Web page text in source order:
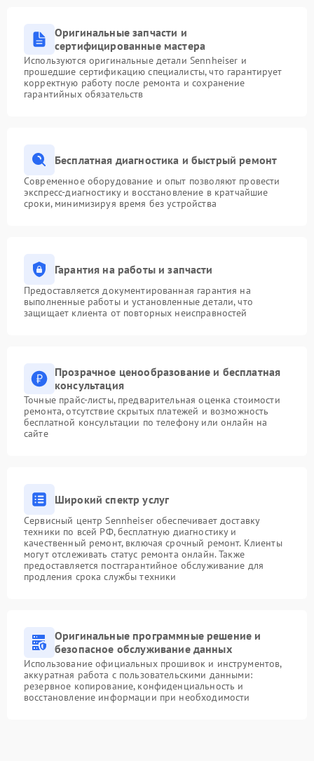
Оригинальные запчасти и
сертифицированные мастера
Используются оригинальные детали Sennheiser и
прошедшие сертификацию специалисты, что гарантирует
корректную работу после ремонта и сохранение
гарантийных обязательств
Бесплатная диагностика и быстрый ремонт
Современное оборудование и опыт позволяют провести
экспресс-диагностику и восстановление в кратчайшие
сроки, минимизируя время без устройства
Гарантия на работы и запчасти
Предоставляется документированная гарантия на
выполненные работы и установленные детали, что
защищает клиента от повторных неисправностей
Прозрачное ценообразование и бесплатная
консультация
Точные прайс-листы, предварительная оценка стоимости
ремонта, отсутствие скрытых платежей и возможность
бесплатной консультации по телефону или онлайн на
сайте
Широкий спектр услуг
Сервисный центр Sennheiser обеспечивает доставку
техники по всей РФ, бесплатную диагностику и
качественный ремонт, включая срочный ремонт. Клиенты
могут отслеживать статус ремонта онлайн. Также
предоставляется постгарантийное обслуживание для
продления срока службы техники
Оригинальные программные решение и
безопасное обслуживание данных
Использование официальных прошивок и инструментов,
аккуратная работа с пользовательскими данными:
резервное копирование, конфиденциальность и
восстановление информации при необходимости